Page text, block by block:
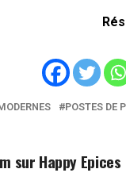
POSTES DE
sur Happy Epices